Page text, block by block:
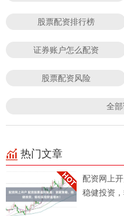
股票配资排行榜
证券账户怎么配资
股票配资风险
全
热门文章
配资网上
稳健投资